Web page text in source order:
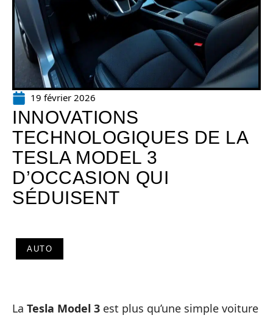
19 février 2026
INNOVATIONS
TECHNOLOGIQUES DE LA
TESLA MODEL 3
D’OCCASION QUI
SÉDUISENT
AUTO
La Tesla Model 3 est plus qu’une simple voiture